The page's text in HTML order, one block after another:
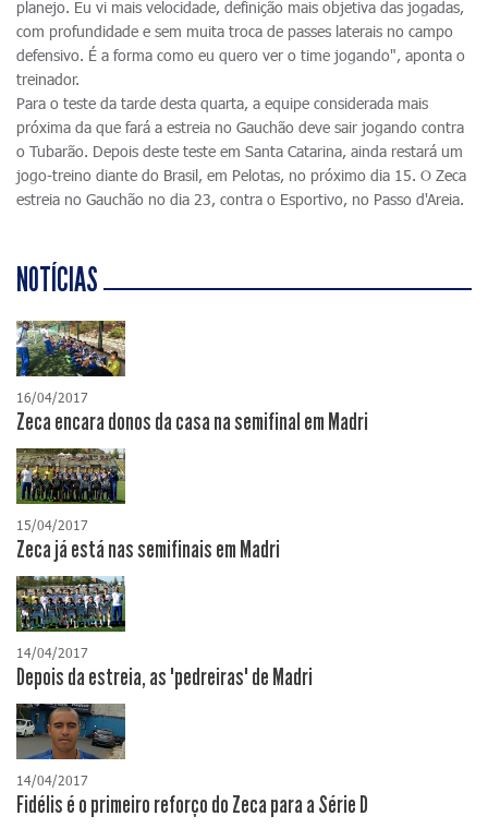
planejo. Eu vi mais velocidade, definição mais objetiva das jogadas,
com profundidade e sem muita troca de passes laterais no campo
defensivo. É a forma como eu quero ver o time jogando", aponta o
treinador.
Para o teste da tarde desta quarta, a equipe considerada mais
próxima da que fará a estreia no Gauchão deve sair jogando contra
o Tubarão. Depois deste teste em Santa Catarina, ainda restará um
jogo-treino diante do Brasil, em Pelotas, no próximo dia 15. O Zeca
estreia no Gauchão no dia 23, contra o Esportivo, no Passo d'Areia.
NOTÍCIAS
16/04/2017
Zeca encara donos da casa na semifinal em Madri
15/04/2017
Zeca já está nas semifinais em Madri
14/04/2017
Depois da estreia, as "pedreiras" de Madri
14/04/2017
Fidélis é o primeiro reforço do Zeca para a Série D